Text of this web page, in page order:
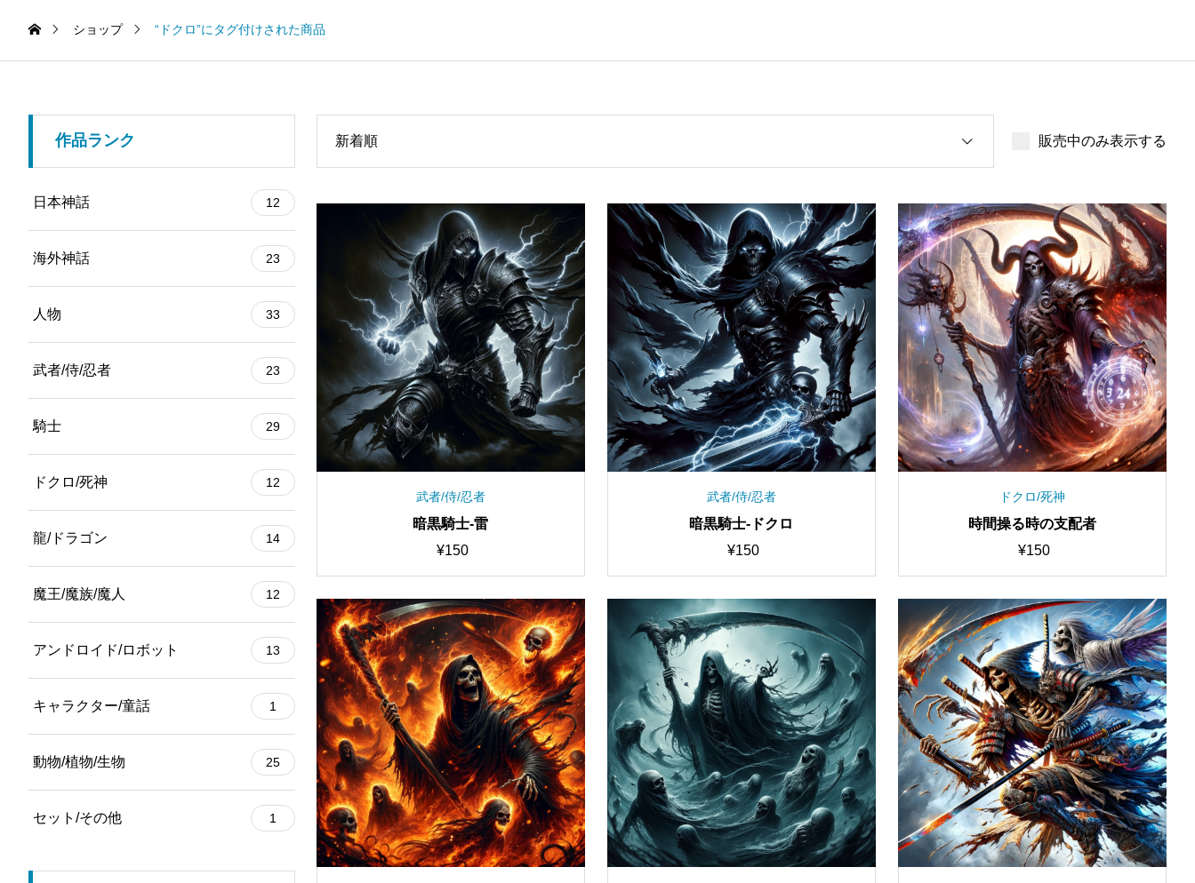
ショップ “ドクロ”にタグ付けされた商品
新着順 販売中のみ表示する
武者/侍/忍者
暗黒騎士-雷
¥150
武者/侍/忍者
暗黒騎士-ドクロ
¥150
ドクロ/死神
時間操る時の支配者
¥150
作品ランク
日本神話 12
海外神話 23
人物 33
武者/侍/忍者 23
騎士 29
ドクロ/死神 12
龍/ドラゴン 14
魔王/魔族/魔人 12
アンドロイド/ロボット 13
キャラクター/童話 1
動物/植物/生物 25
セット/その他 1